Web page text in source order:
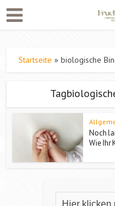
Startseite »biologische
Noch
Wie Ihr